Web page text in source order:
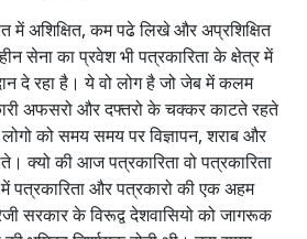
में अशिक्षित, कम पढे लिखे और अप्रशिक्षित
सेना का प्रवेश भी पत्रकारिता के क्षेत्र में
दे रहा है। ये वो लोग है जो जेब में कलम
अफसरो और दफ्तरो के चक्कर काटते रहते
को समय समय पर विज्ञापन, शराब और
क्यो की आज पत्रकारिता वो पत्रकारिता
पत्रकारिता और पत्रकारो की एक अहम
सरकार के विरूद्व देशवासियो को जागरूक